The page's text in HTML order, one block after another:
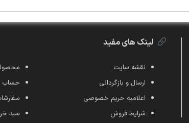
لینک های مفید
نقشه سایت
ارسال و بازگردانی
اعلامیه حریم خصوصی
شرایط فروش
حساب
سبد